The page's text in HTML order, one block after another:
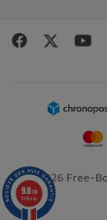
© 2026 Free-
9.8/10
5239 avis